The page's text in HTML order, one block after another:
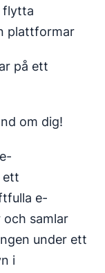
flytta
plattformar
på ett
om dig!
ett
e-
samlar
under ett
i